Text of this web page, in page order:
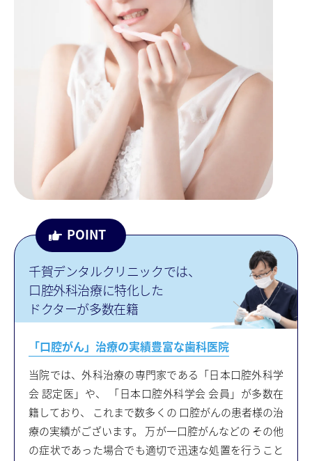
千賀デンタルクリニックでは、
口腔外科治療に特化した
ドクターが多数在籍
「口腔がん」治療の実績豊富な⻭科医院
当院では、外科治療の専門家である「日本口腔外科学
会 認定医」や、
「日本口腔外科学会 会員」が多数在
籍しており、 これまで数多くの 口腔がんの患者様の治
療の実績がございます。 万が一口腔がんなどの その他
の症状であった場合でも適切で迅速な処置を行うこと